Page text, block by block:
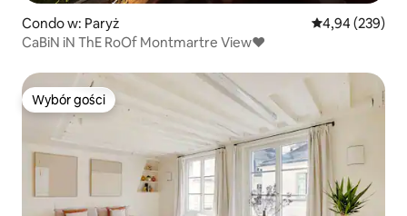
Condo w: Paryż Średnia
4,94 (239)
CaBiN iN ThE RoOf Montmartre View♥
Wybór gości
Wybór gości